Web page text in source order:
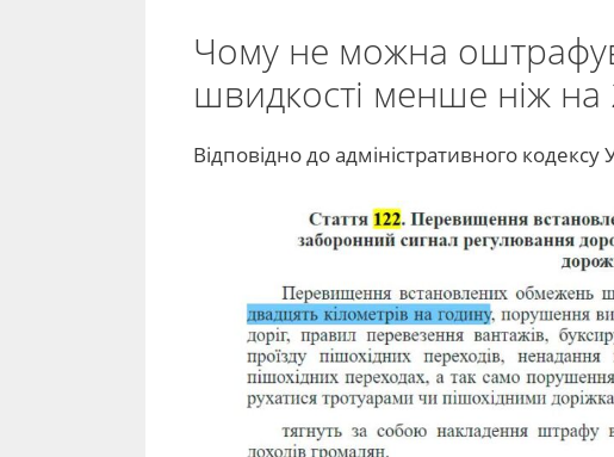
Чому не можна
швидкості менше ніж на
Відповідно до адміністративного кодексу